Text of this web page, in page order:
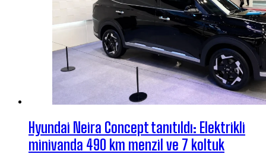
Hyundai Neira Concept tanıtıldı: Elektrikli
minivanda 490 km menzil ve 7 koltuk